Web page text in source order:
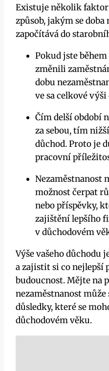
Existuje několik
způsob, jakým se
započítává do
Pokud jste
změnili
dobu
ve sa celkové
Čím delší období
za sebou, tím
důchod. Proto je
pracovní
Nezaměstnanost
možnost čerpat
nebo příspěvky,
zajištění lepšího
v důchodovém
Výše vašeho důchodu
a zajistit si co nejlepší
budoucnost. Mějte na
nezaměstnanost může
důsledky, které se
důchodovém věku.